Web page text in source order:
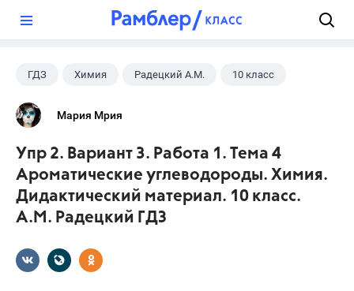
ГДЗ Химия Радецкий А.М. 10 класс
Мария Мрия
Упр 2. Вариант 3. Работа 1. Тема 4
Ароматические углеводороды. Химия.
Дидактический материал. 10 класс.
А.М. Радецкий ГДЗ